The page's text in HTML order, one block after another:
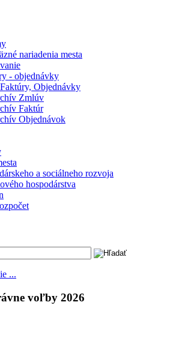
nariadenia mesta
- objednávky
Objednávky
Zmlúv
Faktúr
Objednávok
a sociálneho rozvoja
hospodárstva
...
voľby 2026